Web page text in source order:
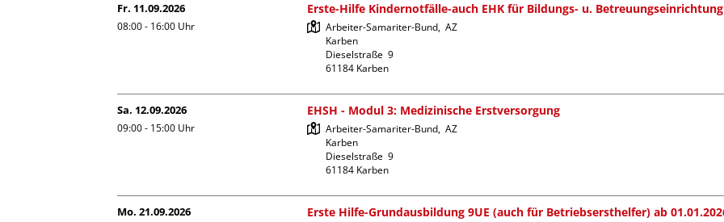
Fr. 11.09.2026
08:00 - 16:00 Uhr
Erste-Hilfe Kindernotfälle-auch EHK für Bildungs- u. Betreuungseinrichtung
Arbeiter-Samariter-Bund,  AZ
Karben
Dieselstraße  9
61184 Karben
Sa. 12.09.2026
09:00 - 15:00 Uhr
EHSH - Modul 3: Medizinische Erstversorgung
Arbeiter-Samariter-Bund,  AZ
Karben
Dieselstraße  9
61184 Karben
Mo. 21.09.2026 Erste Hilfe-Grundausbildung 9UE (auch für Betriebsersthelfer) ab